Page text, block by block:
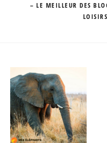
– LE MEILLEUR DES